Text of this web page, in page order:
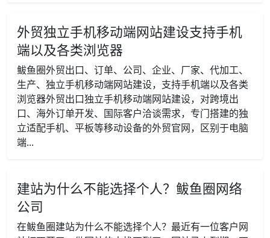
外贸独立手机移动端网站建设支持手机
端以及各类浏览器
鲅鱼圈外贸出口、订单、公司、企业、厂家、代加工、
生产、独立手机移动端网站建设，支持手机端以及各类
浏览器外贸出口独立手机移动端网站建设，对跨境出
口、海外订单开发、国际客户洽谈需求，专门搭建的独
立适配手机、平板等移动设备的外贸官网，区别于电脑
端...
建站为什么不能选择个人？鲅鱼圈网络
公司
在鲅鱼圈建站为什么不能选择个人？最近有一位客户网